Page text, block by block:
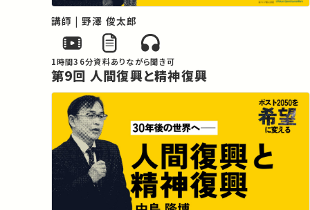
講師 | 野澤 俊太郎
1時間36分資料ありながら聞き可
第9回 人間復興と精神復興